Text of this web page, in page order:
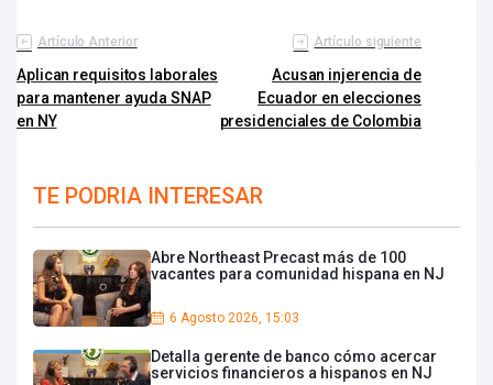
Artículo Anterior
Aplican requisitos laborales
para mantener ayuda SNAP
en NY
Artículo siguiente
Acusan injerencia de
Ecuador en elecciones
presidenciales de Colombia
TE PODRIA INTERESAR
Abre Northeast Precast más de 100
vacantes para comunidad hispana en NJ
6 Agosto 2026, 15:03
Detalla gerente de banco cómo acercar
servicios financieros a hispanos en NJ